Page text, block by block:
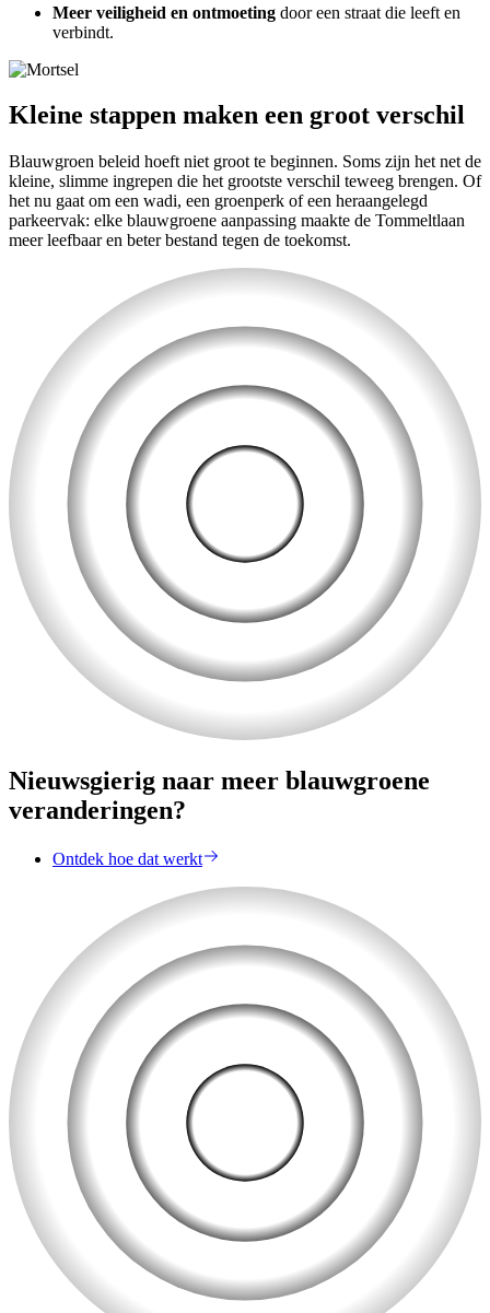
Meer veiligheid en ontmoeting door een straat die leeft en
verbindt.
Kleine stappen maken een groot verschil
Blauwgroen beleid hoeft niet groot te beginnen. Soms zijn het net de
kleine, slimme ingrepen die het grootste verschil teweeg brengen. Of
het nu gaat om een wadi, een groenperk of een heraangelegd
parkeervak: elke blauwgroene aanpassing maakte de Tommeltlaan
meer leefbaar en beter bestand tegen de toekomst.
Nieuwsgierig naar meer blauwgroene
veranderingen?
Ontdek hoe dat werkt